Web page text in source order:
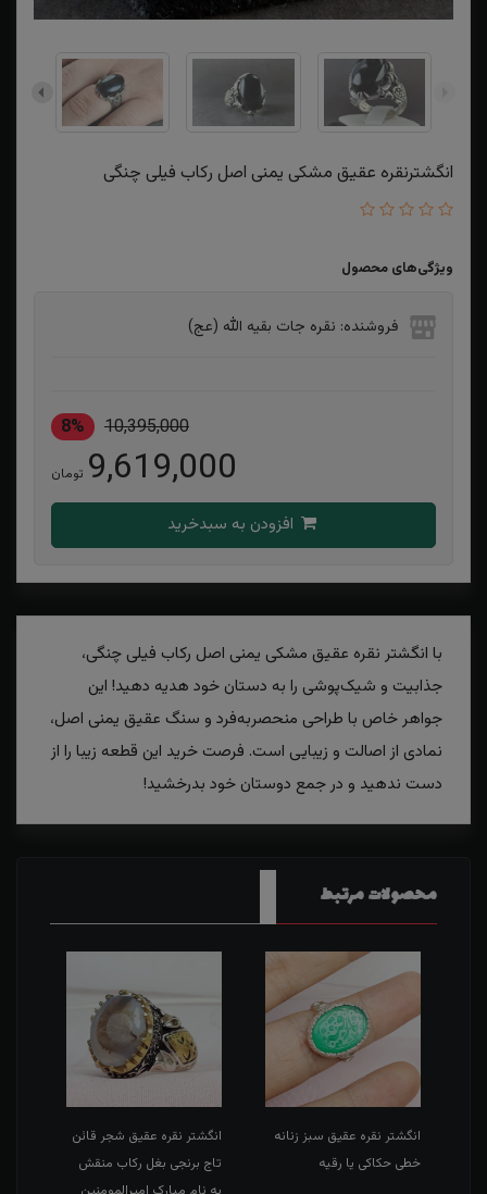
انگشترنقره عقیق مشکی یمنی اصل رکاب فیلی چنگی
ویژگی‌های محصول
فروشنده: نقره جات بقیه الله (عج)
10,395,000
8%
9,619,000 تومان
با انگشتر نقره عقیق مشکی یمنی اصل رکاب فیلی چنگی،
جذابیت و شیک‌پوشی را به دستان خود هدیه دهید! این
جواهر خاص با طراحی منحصر‌به‌فرد و سنگ عقیق یمنی اصل،
نمادی از اصالت و زیبایی است. فرصت خرید این قطعه زیبا را از
دست ندهید و در جمع دوستان خود بدرخشید!
محصولات مرتبط
انگشتر نقره عقیق سبز زنانه
خطی حکاکی یا رقیه
انگشتر نقره عقیق شجر قائن
تاج برنجی بغل رکاب منقش